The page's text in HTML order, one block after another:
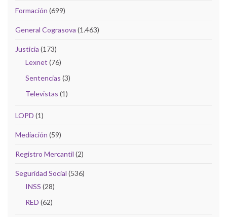
Formación (699)
General Cograsova (1.463)
Justicia (173)
Lexnet (76)
Sentencias (3)
Televistas (1)
LOPD (1)
Mediación (59)
Registro Mercantil (2)
Seguridad Social (536)
INSS (28)
RED (62)